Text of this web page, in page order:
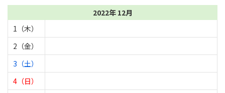
2022年 12月
1（木）
2（金）
3（土）
4（日）